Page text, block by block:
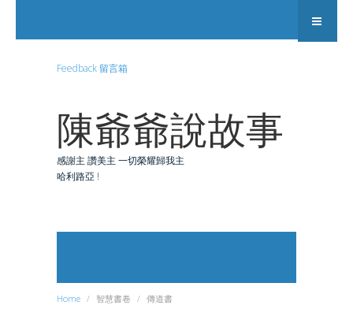
Feedback 留言箱
陳爺爺說故事
感謝主 讚美主 一切榮耀歸我主
哈利路亞 !
Home 智慧書卷 傳道書